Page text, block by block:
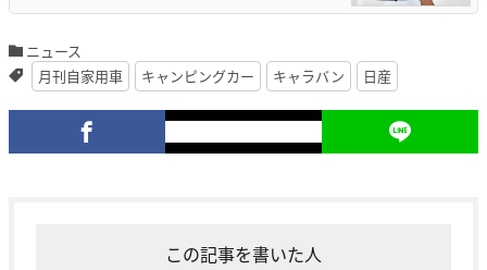
ニュース
月刊自家用車
キャンピングカー キャラバン 日産
この記事を書いた人